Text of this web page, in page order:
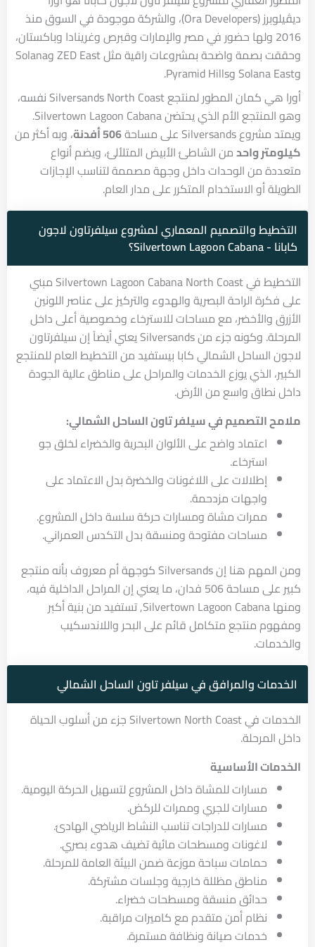
ديڤيلوبرز (Ora Developers)، والشركة موجودة في السوق منذ
2016 ولها حضور في مصر والإمارات وقبرص وغرينادا وباكستان،
وحققت بصمة واضحة بمشروعات راقية مثل ZED East وSolana
وSolana East وPyramid Hills.
أورا هي كمان المطور لمنتجع Silversands North Coast نفسه،
وهو المنتجع الأم الذي يحتضن Silvertown Lagoon Cabana.
ويمتد مشروع Silversands على مساحة
506 أفدنة
، وبه أكثر من
كيلومتر واحدمن الشاطئ الأبيض المتلألئ، ويضم أنواع
متعددة من الوحدات داخل وجهة مصممة لتناسب الإجازات
الطويلة أو الاستخدام المتكرر على مدار العام.
التخطيط والتصميم المعماري لمشروع سيلفرتاون لاجون
كابانا - Silvertown Lagoon Cabana؟
التخطيط في Silvertown Lagoon Cabana North Coast مبني
على فكرة الراحة البصرية والهدوء والتركيز على عناصر اللونين
الأزرق والأخضر، مع مساحات للاسترخاء وخصوصية أعلى داخل
المرحلة. وكونه جزء من Silversands يعني أيضاً إن سيلفرتاون
لاجون الساحل الشمالي كابا بيستفيد من التخطيط العام للمنتجع
الكبير، الذي يوزع الخدمات والمراحل على مناطق عالية الجودة
داخل نطاق واسع من الأرض.
ملامح التصميم في سيلفر تاون الساحل الشمالي:
اعتماد واضح على الألوان البحرية والخضراء لخلق جو
استرخاء.
إطلالات على اللاغونات والخضرة بدل الاعتماد على
واجهات مزدحمة.
ممرات مشاة ومسارات حركة سلسة داخل المشروع.
مساحات مفتوحة ومنسقة بدل التكدس العمراني.
ومن المهم هنا إن Silversands كوجهة أم معروف بأنه منتجع
كبير على مساحة 506 فدان، ما يعني إن المراحل الداخلية فيه،
ومنها Silvertown Lagoon Cabana, تستفيد من بنية أكبر
ومفهوم منتجع متكامل قائم على البحر واللاندسكيب
والخدمات.
الخدمات والمرافق في سيلفر تاون الساحل الشمالي
الخدمات في Silvertown North Coast جزء من أسلوب الحياة
داخل المرحلة.
الخدمات الأساسية
مسارات للمشاة داخل المشروع لتسهيل الحركة اليومية.
مسارات للجري وممرات للركض.
مسارات للدراجات تناسب النشاط الرياضي الهادئ.
لاغونات ومسطحات مائية تضيف هدوء بصري.
حمامات سباحة موزعة ضمن البيئة العامة للمرحلة.
مناطق مظللة خارجية وجلسات مشتركة.
حدائق منسقة ومسطحات خضراء.
نظام أمن متقدم مع كاميرات مراقبة.
خدمات صيانة ونظافة مستمرة.